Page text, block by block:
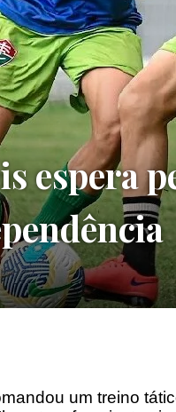
espera
um treino